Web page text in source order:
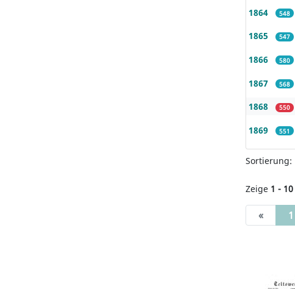
1864 548
1865 547
1866 580
1867 568
1868 550
1869 551
Sortierung:
Zeige 1 - 10
« 1